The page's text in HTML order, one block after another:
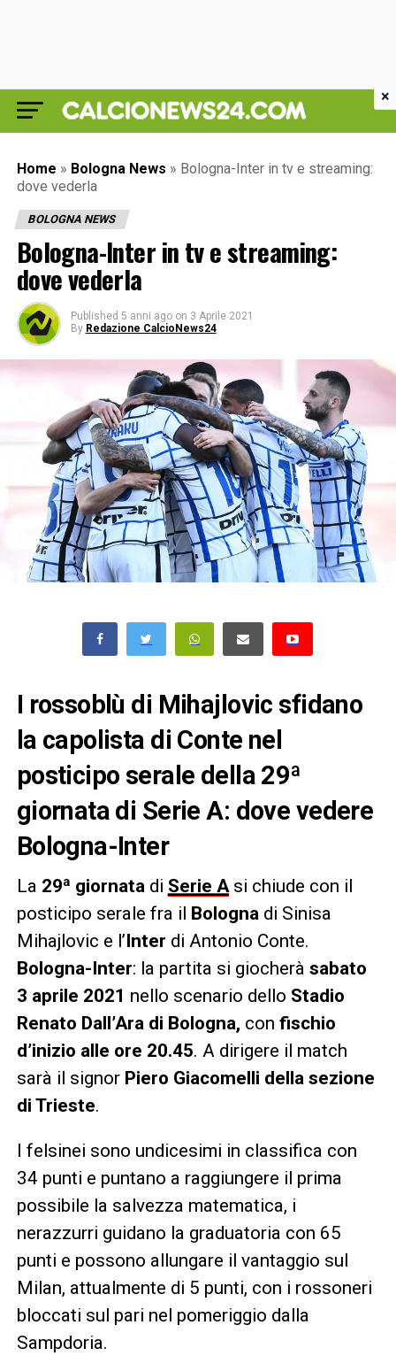
Home » Bologna News » Bologna-Inter in tv e streaming:
dove vederla
BOLOGNA NEWS
Bologna-Inter in tv e streaming:
dove vederla
Published 5 anni ago on 3 Aprile 2021
By Redazione CalcioNews24
I rossoblù di Mihajlovic sfidano
la capolista di Conte nel
posticipo serale della 29ª
giornata di Serie A: dove vedere
Bologna-Inter
La 29ª giornatadi Serie Asi chiude con il
posticipo serale fra il
Bologna di Sinisa
Mihajlovic e l’ Inter di Antonio Conte.
Bologna-Inter: la partita si giocherà sabato
3 aprile 2021 nello scenario dello Stadio
Renato Dall’Ara di Bologna, con fischio
d’inizio alle ore 20.45. A dirigere il match
sarà il signor Piero Giacomelli della sezione
di Trieste.
I felsinei sono undicesimi in classifica con
34 punti e puntano a raggiungere il prima
possibile la salvezza matematica, i
nerazzurri guidano la graduatoria con 65
punti e possono allungare il vantaggio sul
Milan, attualmente di 5 punti, con i rossoneri
bloccati sul pari nel pomeriggio dalla
Sampdoria.
×